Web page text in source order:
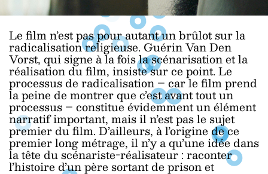
Le film n’est pas pour autant un brûlot sur la
radicalisation religieuse. Guérin Van Den
Vorst, qui signe à la fois la scénarisation et la
réalisation du film, insiste sur ce point. Le
processus de radicalisation – car le film prend
la peine de montrer que c’est avant tout un
processus – constitue évidemment un élément
narratif important, mais il n’est pas le sujet
premier du film. D’ailleurs, à l’origine de ce
premier long métrage, il n’y a qu’une idée dans
la tête du scénariste-réalisateur : raconter
l’histoire d’un père sortant de prison et